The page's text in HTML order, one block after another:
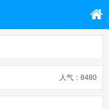
人气：8480